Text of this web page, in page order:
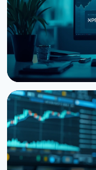
НОВИНА
Кити нарощують
бачить фінал
6 серпня 2026 р.3 хв